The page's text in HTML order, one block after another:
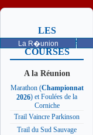
La R�union
LES
PROCHAINES
COURSES
A la Réunion
Marathon (Championnat
2026) et Foulées de la
Corniche
Trail Vaincre Parkinson
Trail du Sud Sauvage